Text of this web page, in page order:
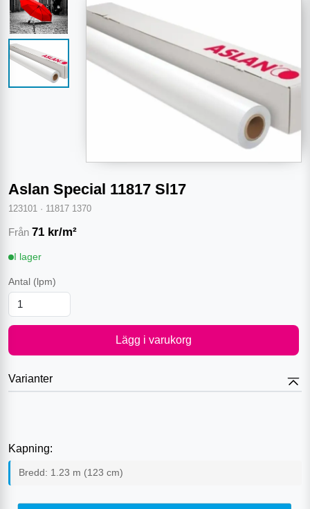
Aslan Special 11817 Sl17
123101 · 11817 1370
Från 71 kr/m²
I lager
Antal (lpm)
Lägg i varukorg
Varianter
Kapning:
Bredd: 1.23 m (123 cm)